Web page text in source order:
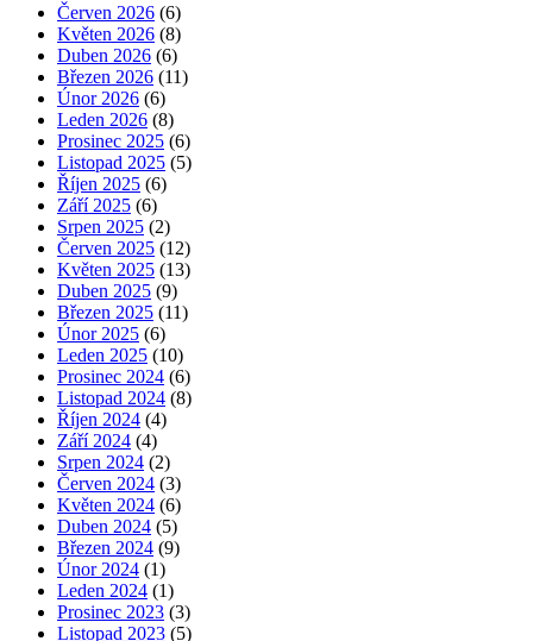
Červen 2026 (6)
Květen 2026 (8)
Duben 2026 (6)
Březen 2026 (11)
Únor 2026 (6)
Leden 2026 (8)
Prosinec 2025 (6)
Listopad 2025 (5)
Říjen 2025 (6)
Září 2025 (6)
Srpen 2025 (2)
Červen 2025 (12)
Květen 2025 (13)
Duben 2025 (9)
Březen 2025 (11)
Únor 2025 (6)
Leden 2025 (10)
Prosinec 2024 (6)
Listopad 2024 (8)
Říjen 2024 (4)
Září 2024 (4)
Srpen 2024 (2)
Červen 2024 (3)
Květen 2024 (6)
Duben 2024 (5)
Březen 2024 (9)
Únor 2024 (1)
Leden 2024 (1)
Prosinec 2023 (3)
Listopad 2023 (5)